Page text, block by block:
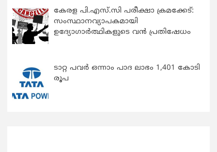
കേരള പി.എസ്.സി പരീക്ഷാ ക്രമക്കേട്:
സംസ്ഥാനവ്യാപകമായി
ഉദ്യോഗാര്‍ത്ഥികളുടെ വന്‍ പ്രതിഷേധം
ടാറ്റ പവർ ഒന്നാം പാദ ലാഭം 1,401 കോടി
രൂപ